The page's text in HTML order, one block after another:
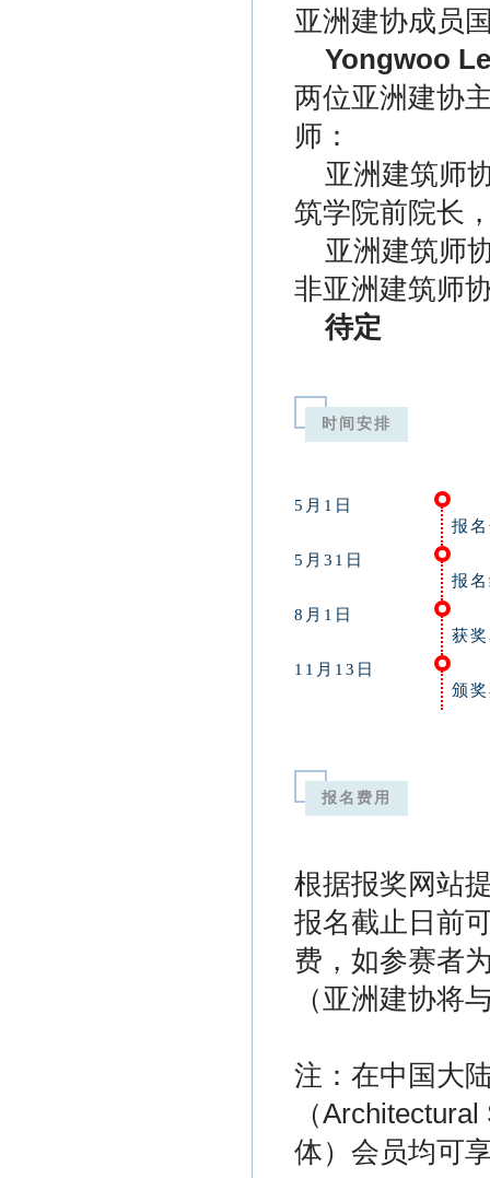
亚洲建协成员
Yongwoo
两位亚洲建协
师：
亚洲建筑师
筑学院前院长
亚洲建筑师
非亚洲建筑师
待定
时间安排
5月1日
报
5月31日
报
8月1日
获
11月13日
颁
报名费用
根据报奖网站
报名截止日前
费，如参赛者
（亚洲建协将
注：在中国大
（
体）会员均可